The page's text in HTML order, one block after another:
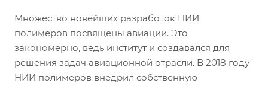
Множество новейших разработок НИИ
полимеров посвящены авиации. Это
закономерно, ведь институт и создавался для
решения задач авиационной отрасли. В 2018 году
НИИ полимеров внедрил собственную